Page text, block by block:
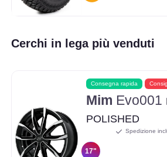
Cerchi in lega più venduti
Consegna rapida
Mim Evo001
POLISHED
17"
Spedizione